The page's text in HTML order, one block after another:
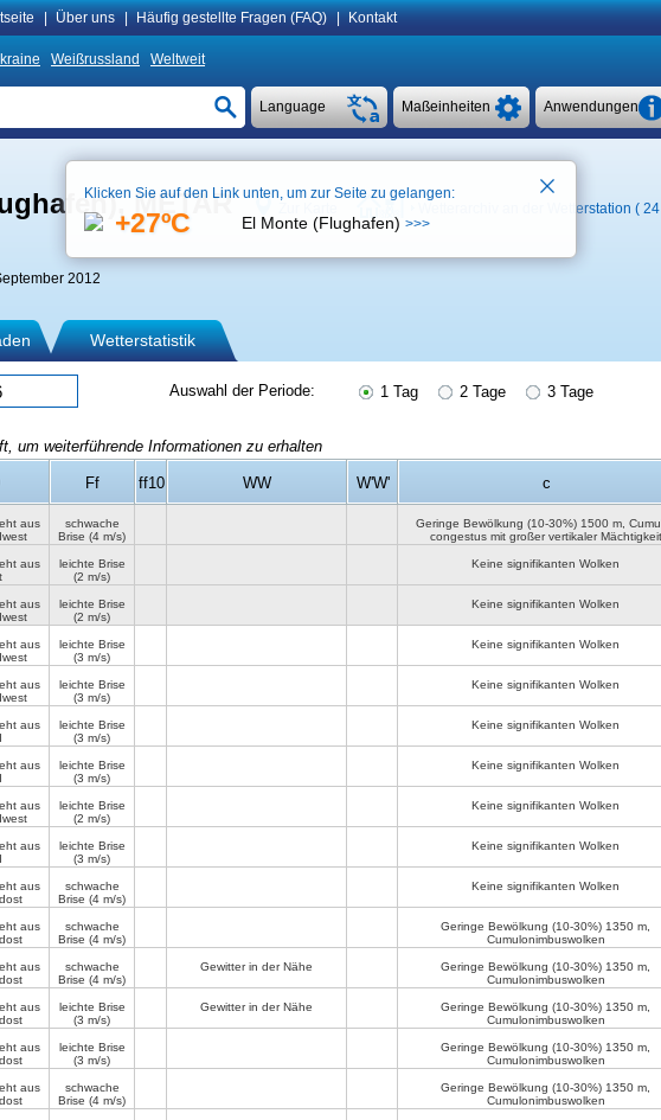
Über uns Häufig gestellte Fragen (FAQ) Kontakt
Weißrussland Weltweit
Anwendungen
Maßeinheiten
Language
METAR Wetterarchiv an der Wetterstation (
2012
Wetterstatistik
Auswahl der Periode: 1 Tag 2 Tage 3 Tage
um weiterführende Informationen zu erhalten
Ff ff10 WW W'W' c
aus
schwache
Brise (4 m/s)
Geringe Bewölkung (10-30%) 1500 m,
congestus mit großer vertikaler Mächtigkeit
aus
leichte Brise
(2 m/s)
Keine signifikanten Wolken
aus
leichte Brise
(2 m/s)
Keine signifikanten Wolken
aus
leichte Brise
(3 m/s)
Keine signifikanten Wolken
aus
leichte Brise
(3 m/s)
Keine signifikanten Wolken
aus
leichte Brise
(3 m/s)
Keine signifikanten Wolken
aus
leichte Brise
(3 m/s)
Keine signifikanten Wolken
aus
leichte Brise
(2 m/s)
Keine signifikanten Wolken
aus
leichte Brise
(3 m/s)
Keine signifikanten Wolken
aus
schwache
Brise (4 m/s)
Keine signifikanten Wolken
aus
schwache
Brise (4 m/s)
Geringe Bewölkung (10-30%) 1350 m
Cumulonimbuswolken
aus
schwache
Brise (4 m/s)
Gewitter in der Nähe Geringe Bewölkung (10-30%) 1350 m
Cumulonimbuswolken
aus
leichte Brise
(3 m/s)
Gewitter in der Nähe Geringe Bewölkung (10-30%) 1350 m
Cumulonimbuswolken
aus
leichte Brise
(3 m/s)
Geringe Bewölkung (10-30%) 1350 m
Cumulonimbuswolken
aus
schwache
Brise (4 m/s)
Geringe Bewölkung (10-30%) 1350 m
Cumulonimbuswolken
Klicken Sie auf den Link unten, um zur Seite zu gelangen:
+27ºC El Monte (Flughafen) >>>